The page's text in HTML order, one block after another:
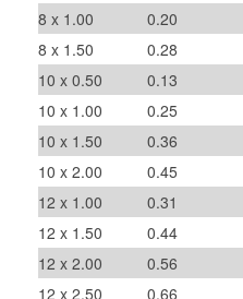
8 x 1.00
0.20
8 x 1.50
0.28
10 x 0.50
0.13
10 x 1.00
0.25
10 x 1.50
0.36
10 x 2.00
0.45
12 x 1.00
0.31
12 x 1.50
0.44
12 x 2.00
0.56
12 x 2.50
0.66